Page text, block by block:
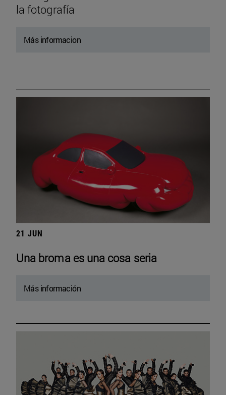
la fotografía
Más informacion
21 JUN
Una broma es una cosa seria
Más información